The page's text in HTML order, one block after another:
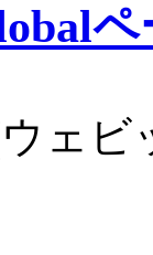
ェ